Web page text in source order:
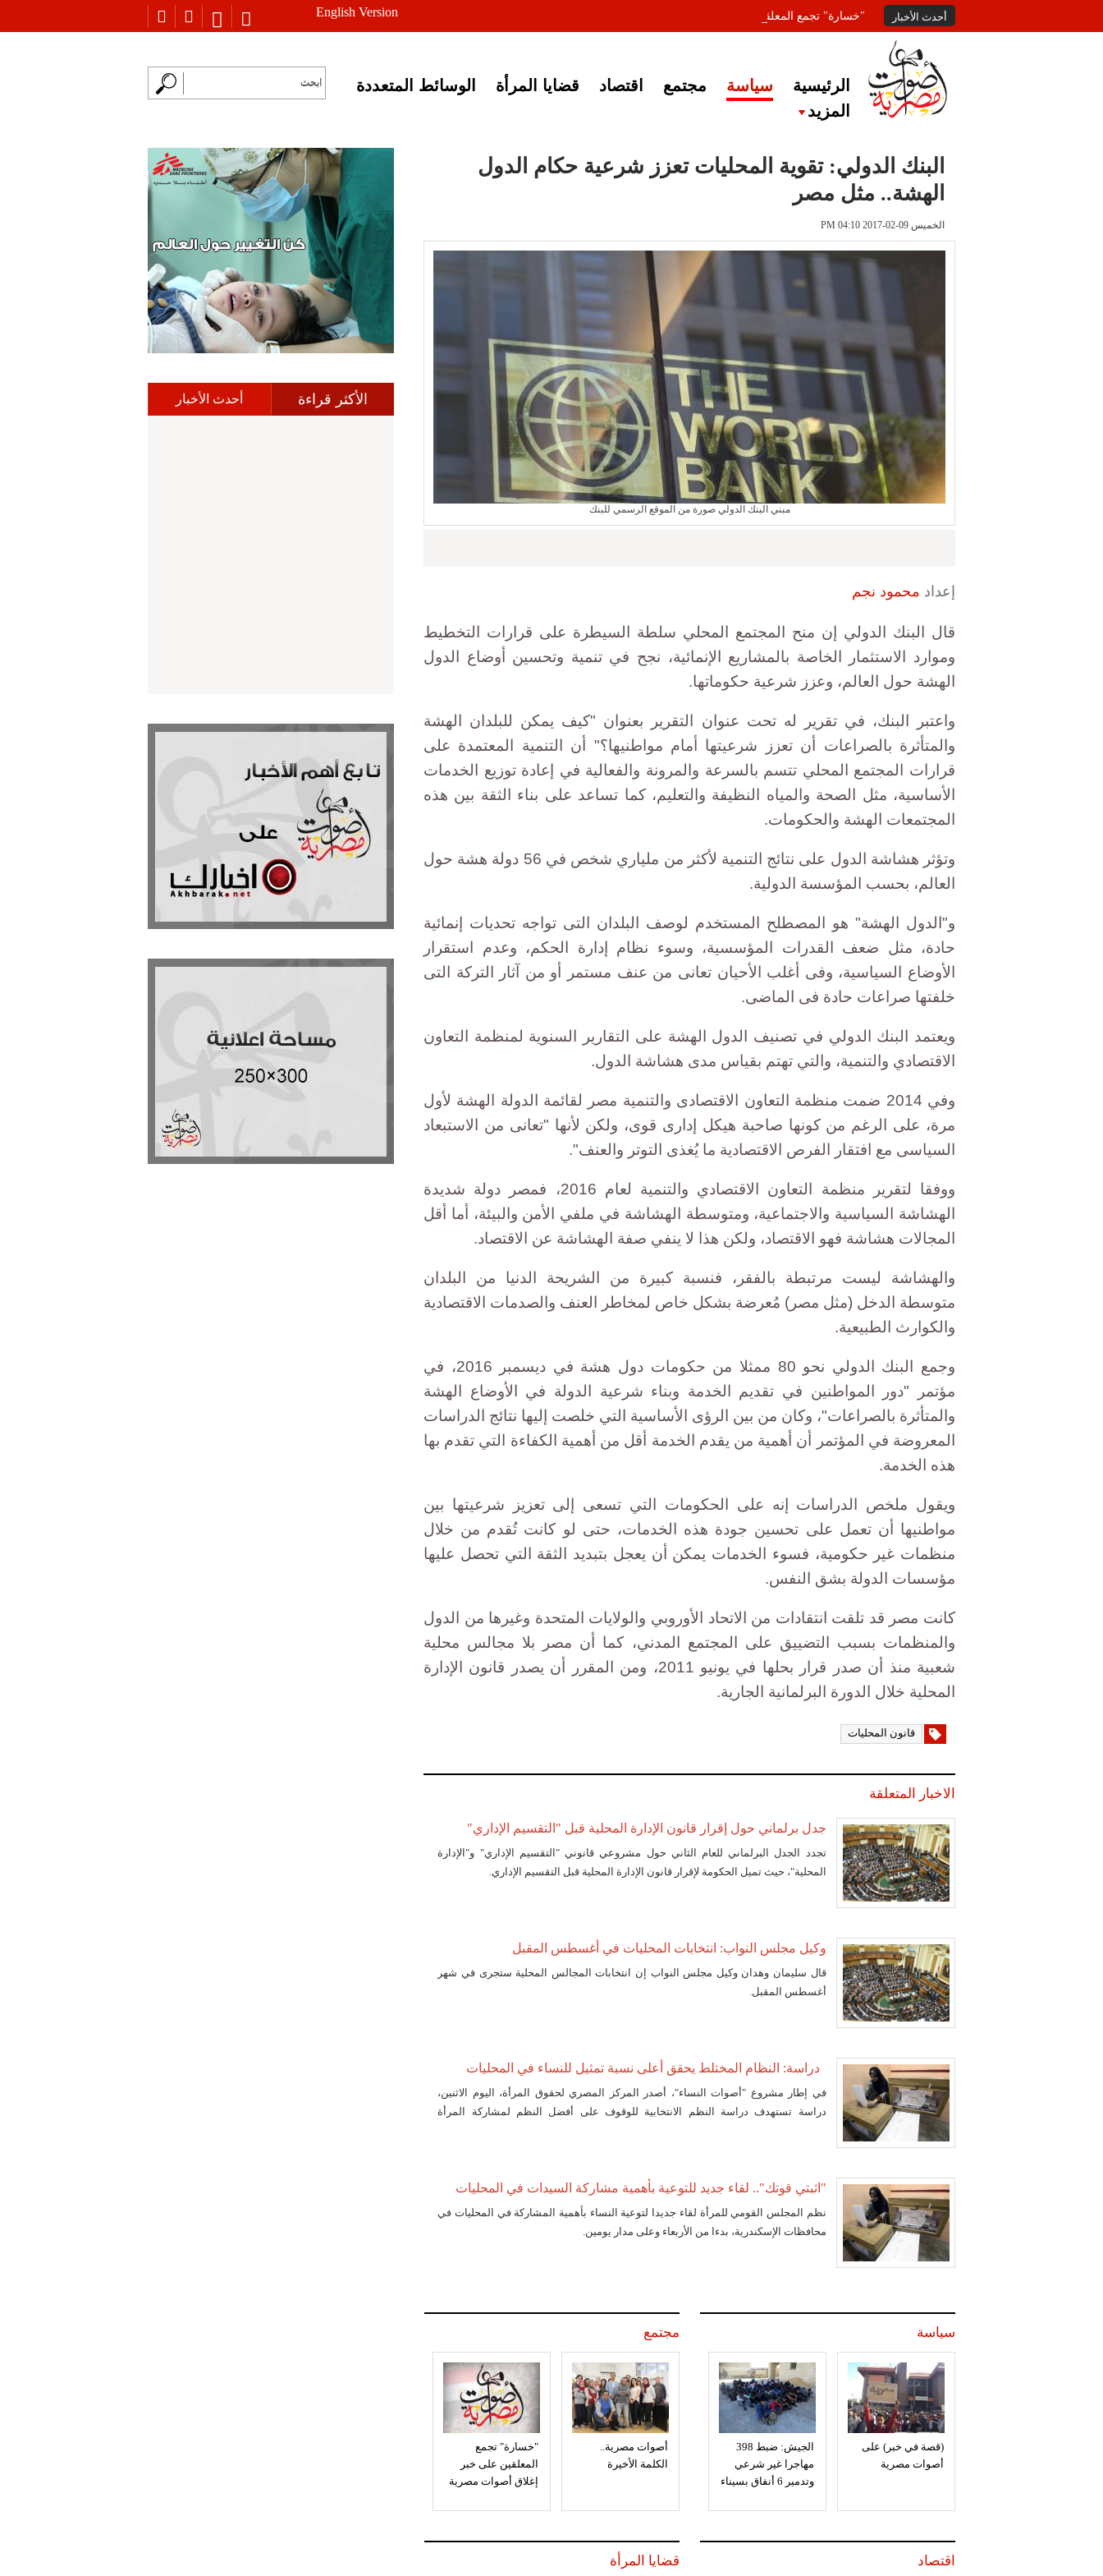
English Version أحدث الأخبار "خسارة" تجمع المعلقين على خبر إغلاق أصوات مصرية
الرئيسية سياسة مجتمع اقتصاد قضايا المرأة
الوسائط المتعددة
المزيد
البنك الدولي: تقوية المحليات تعزز شرعية حكام الدول
الهشة.. مثل مصر
الخميس 09-02-2017 PM 04:10
مبني البنك الدولي صورة من الموقع الرسمي للبنك
إعداد محمود نجم
قال البنك الدولي إن منح المجتمع المحلي سلطة السيطرة على قرارات التخطيط
وموارد الاستثمار الخاصة بالمشاريع الإنمائية، نجح في تنمية وتحسين أوضاع الدول
الهشة حول العالم، وعزز شرعية حكوماتها.
واعتبر البنك، في تقرير له تحت عنوان التقرير بعنوان "كيف يمكن للبلدان الهشة
والمتأثرة بالصراعات أن تعزز شرعيتها أمام مواطنيها؟" أن التنمية المعتمدة على
قرارات المجتمع المحلي تتسم بالسرعة والمرونة والفعالية في إعادة توزيع الخدمات
الأساسية، مثل الصحة والمياه النظيفة والتعليم، كما تساعد على بناء الثقة بين هذه
المجتمعات الهشة والحكومات.
وتؤثر هشاشة الدول على نتائج التنمية لأكثر من ملياري شخص في 56 دولة هشة حول
العالم، بحسب المؤسسة الدولية.
و"الدول الهشة" هو المصطلح المستخدم لوصف البلدان التى تواجه تحديات إنمائية
حادة، مثل ضعف القدرات المؤسسية، وسوء نظام إدارة الحكم، وعدم استقرار
الأوضاع السياسية، وفى أغلب الأحيان تعانى من عنف مستمر أو من آثار التركة التى
خلفتها صراعات حادة فى الماضى.
ويعتمد البنك الدولي في تصنيف الدول الهشة على التقارير السنوية لمنظمة التعاون
الاقتصادي والتنمية، والتي تهتم بقياس مدى هشاشة الدول.
وفي 2014 ضمت منظمة التعاون الاقتصادى والتنمية مصر لقائمة الدولة الهشة لأول
مرة، على الرغم من كونها صاحبة هيكل إدارى قوى، ولكن لأنها "تعانى من الاستبعاد
السياسى مع افتقار الفرص الاقتصادية ما يُغذى التوتر والعنف".
ووفقا لتقرير منظمة التعاون الاقتصادي والتنمية لعام 2016، فمصر دولة شديدة
الهشاشة السياسية والاجتماعية، ومتوسطة الهشاشة في ملفي الأمن والبيئة، أما أقل
المجالات هشاشة فهو الاقتصاد، ولكن هذا لا ينفي صفة الهشاشة عن الاقتصاد.
والهشاشة ليست مرتبطة بالفقر، فنسبة كبيرة من الشريحة الدنيا من البلدان
متوسطة الدخل (مثل مصر) مُعرضة بشكل خاص لمخاطر العنف والصدمات الاقتصادية
والكوارث الطبيعية.
وجمع البنك الدولي نحو 80 ممثلا من حكومات دول هشة في ديسمبر 2016، في
مؤتمر "دور المواطنين في تقديم الخدمة وبناء شرعية الدولة في الأوضاع الهشة
والمتأثرة بالصراعات"، وكان من بين الرؤى الأساسية التي خلصت إليها نتائج الدراسات
المعروضة في المؤتمر أن أهمية من يقدم الخدمة أقل من أهمية الكفاءة التي تقدم بها
هذه الخدمة.
ويقول ملخص الدراسات إنه على الحكومات التي تسعى إلى تعزيز شرعيتها بين
مواطنيها أن تعمل على تحسين جودة هذه الخدمات، حتى لو كانت تُقدم من خلال
منظمات غير حكومية، فسوء الخدمات يمكن أن يعجل بتبديد الثقة التي تحصل عليها
مؤسسات الدولة بشق النفس.
كانت مصر قد تلقت انتقادات من الاتحاد الأوروبي والولايات المتحدة وغيرها من الدول
والمنظمات بسبب التضييق على المجتمع المدني، كما أن مصر بلا مجالس محلية
شعبية منذ أن صدر قرار بحلها في يونيو 2011، ومن المقرر أن يصدر قانون الإدارة
المحلية خلال الدورة البرلمانية الجارية.
قانون المحليات
الاخبار المتعلقة
جدل برلماني حول إقرار قانون الإدارة المحلية قبل "التقسيم الإداري"
تجدد الجدل البرلماني للعام الثاني حول مشروعي قانوني "التقسيم الإداري" و"الإدارة
المحلية"، حيث تميل الحكومة لإقرار قانون الإدارة المحلية قبل التقسيم الإداري.
وكيل مجلس النواب: انتخابات المحليات في أغسطس المقبل
قال سليمان وهدان وكيل مجلس النواب إن انتخابات المجالس المحلية ستجرى في شهر
أغسطس المقبل.
دراسة: النظام المختلط يحقق أعلى نسبة تمثيل للنساء في المحليات
في إطار مشروع "أصوات النساء"، أصدر المركز المصري لحقوق المرأة، اليوم الاثنين،
دراسة تستهدف دراسة النظم الانتخابية للوقوف على أفضل النظم لمشاركة المرأة
"اثبتي قوتك".. لقاء جديد للتوعية بأهمية مشاركة السيدات في المحليات
نظم المجلس القومي للمرأة لقاء جديدا لتوعية النساء بأهمية المشاركة في المحليات في
محافظات الإسكندرية، بدءا من الأربعاء وعلى مدار يومين.
سياسة
(قصة في خبر) على
أصوات مصرية
الجيش: ضبط 398
مهاجرا غير شرعي
وتدمير 6 أنفاق بسيناء
مجتمع
أصوات مصرية..
الكلمة الأخيرة
"خسارة" تجمع
المعلقين على خبر
إغلاق أصوات مصرية
اقتصاد قضايا المرأة
الأكثر قراءة أحدث الأخبار